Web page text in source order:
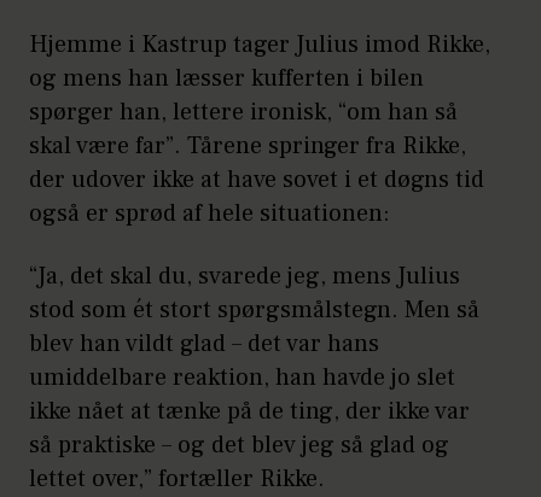
Hjemme i Kastrup tager Julius imod Rikke,
og mens han læsser kufferten i bilen
spørger han, lettere ironisk, “om han så
skal være far”. Tårene springer fra Rikke,
der udover ikke at have sovet i et døgns tid
også er sprød af hele situationen:
“Ja, det skal du, svarede jeg, mens Julius
stod som ét stort spørgsmålstegn. Men så
blev han vildt glad – det var hans
umiddelbare reaktion, han havde jo slet
ikke nået at tænke på de ting, der ikke var
så praktiske – og det blev jeg så glad og
lettet over,” fortæller Rikke.